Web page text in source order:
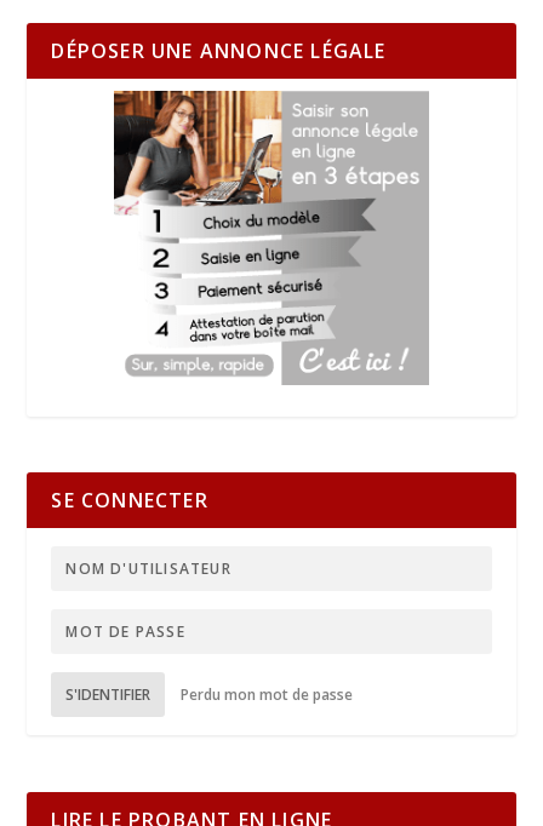
DÉPOSER UNE ANNONCE LÉGALE
SE CONNECTER
S'IDENTIFIER Perdu mon mot de passe
LIRE LE PROBANT EN LIGNE